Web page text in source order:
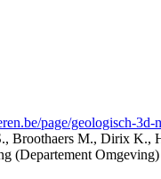
page/geologisch-3d-
Broothaers M., Dirix K.,
(Departement